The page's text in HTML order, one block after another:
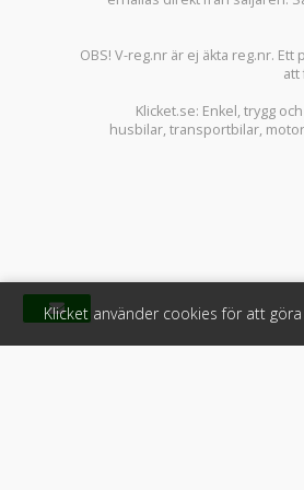
OBS! V-reg.nr är ej äkta reg.nr.
att
Klicket.se: Enkel, trygg
husbilar,transportbilar,
Klicket använder cookies för att